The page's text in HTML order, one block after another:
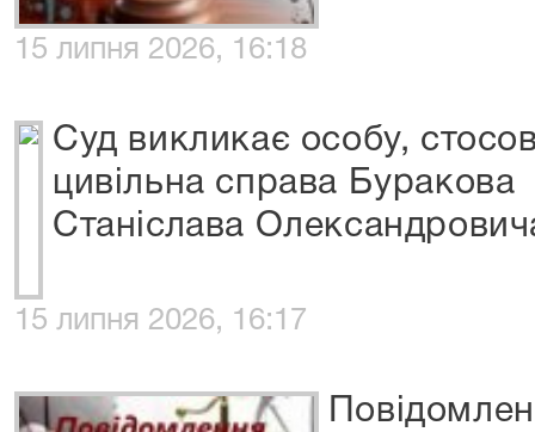
15 липня 2026, 16:18
Суд викликає особу,
цивільна справа Буракова
Станіслава
15 липня 2026, 16:17